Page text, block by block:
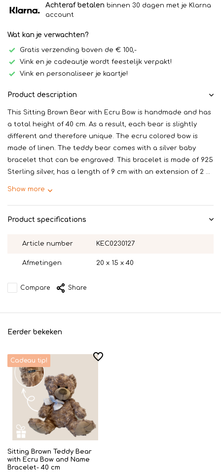
Achteraf betalen binnen 30 dagen met je Klarna
account
Wat kan je verwachten?
Gratis verzending boven de € 100,-
Vink en je cadeautje wordt feestelijk verpakt!
Vink en personaliseer je kaartje!
Product description
This Sitting Brown Bear with Ecru Bow is handmade and has
a total height of 40 cm. As a result, each bear is slightly
different and therefore unique. The ecru colored bow is
made of linen. The teddy bear comes with a silver baby
bracelet that can be engraved. This bracelet is made of 925
Sterling silver, has a length of 9 cm with an extension of 2 ...
Show more
Product specifications
Article number KEC0230127
Afmetingen 20 x 15 x 40
Compare Share
Eerder bekeken
Cadeau tip!
Sitting Brown Teddy Bear
with Ecru Bow and Name
Bracelet- 40 cm